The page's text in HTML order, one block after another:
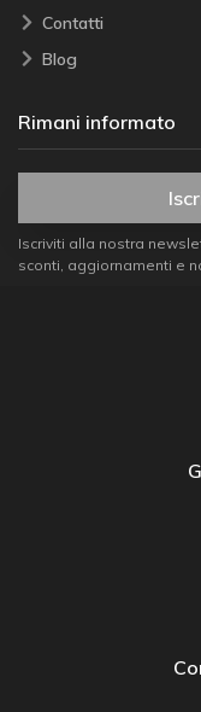
Contatti
Blog
Rimani informato
Iscriviti alla nostra
sconti, aggiornamenti e